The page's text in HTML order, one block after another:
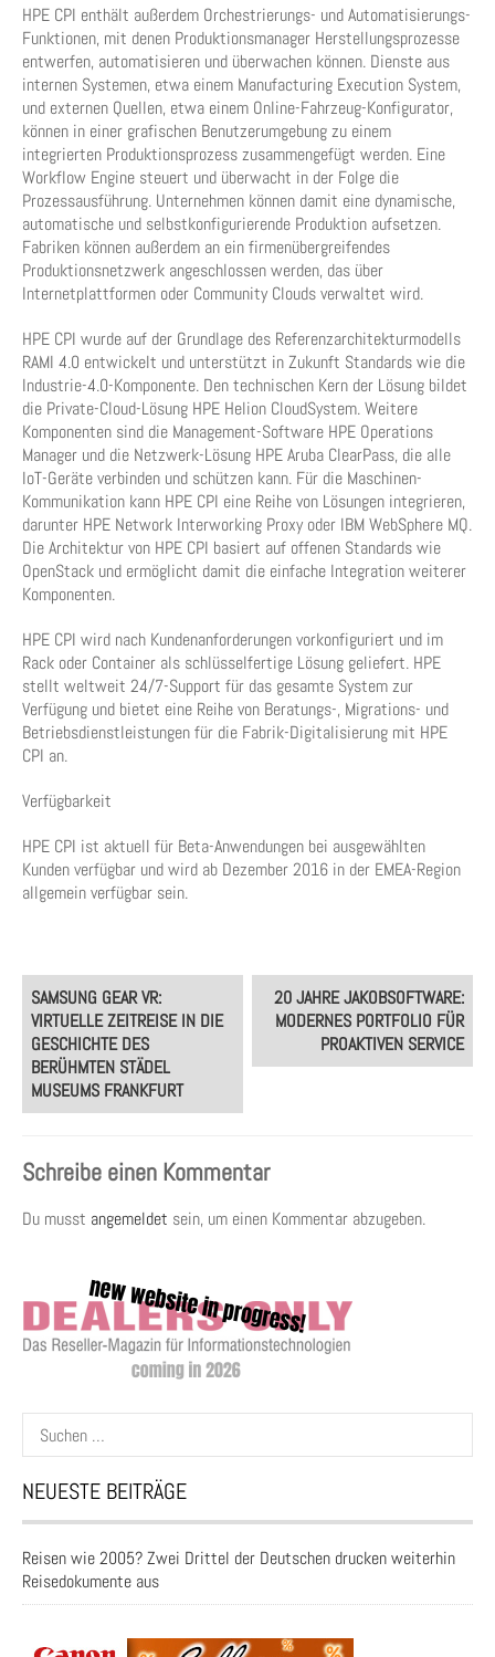
HPE CPI enthält außerdem Orchestrierungs- und Automatisierungs-
Funktionen, mit denen Produktionsmanager Herstellungsprozesse
entwerfen, automatisieren und überwachen können. Dienste aus
internen Systemen, etwa einem Manufacturing Execution System,
und externen Quellen, etwa einem Online-Fahrzeug-Konfigurator,
können in einer grafischen Benutzerumgebung zu einem
integrierten Produktionsprozess zusammengefügt werden. Eine
Workflow Engine steuert und überwacht in der Folge die
Prozessausführung. Unternehmen können damit eine dynamische,
automatische und selbstkonfigurierende Produktion aufsetzen.
Fabriken können außerdem an ein firmenübergreifendes
Produktionsnetzwerk angeschlossen werden, das über
Internetplattformen oder Community Clouds verwaltet wird.
HPE CPI wurde auf der Grundlage des Referenzarchitekturmodells
RAMI 4.0 entwickelt und unterstützt in Zukunft Standards wie die
Industrie-4.0-Komponente. Den technischen Kern der Lösung bildet
die Private-Cloud-Lösung HPE Helion CloudSystem. Weitere
Komponenten sind die Management-Software HPE Operations
Manager und die Netzwerk-Lösung HPE Aruba ClearPass, die alle
IoT-Geräte verbinden und schützen kann. Für die Maschinen-
Kommunikation kann HPE CPI eine Reihe von Lösungen integrieren,
darunter HPE Network Interworking Proxy oder IBM WebSphere MQ.
Die Architektur von HPE CPI basiert auf offenen Standards wie
OpenStack und ermöglicht damit die einfache Integration weiterer
Komponenten.
HPE CPI wird nach Kundenanforderungen vorkonfiguriert und im
Rack oder Container als schlüsselfertige Lösung geliefert. HPE
stellt weltweit 24/7-Support für das gesamte System zur
Verfügung und bietet eine Reihe von Beratungs-, Migrations- und
Betriebsdienstleistungen für die Fabrik-Digitalisierung mit HPE
CPI an.
Verfügbarkeit
HPE CPI ist aktuell für Beta-Anwendungen bei ausgewählten
Kunden verfügbar und wird ab Dezember 2016 in der EMEA-Region
allgemein verfügbar sein.
Post
navigation
SAMSUNG GEAR VR:
VIRTUELLE ZEITREISE IN DIE
GESCHICHTE DES
BERÜHMTEN STÄDEL
MUSEUMS FRANKFURT
20 JAHRE JAKOBSOFTWARE:
MODERNES PORTFOLIO FÜR
PROAKTIVEN SERVICE
Schreibe einen Kommentar
Du musst angemeldet sein, um einen Kommentar abzugeben.
Suchen
nach:
NEUESTE BEITRÄGE
Reisen wie 2005? Zwei Drittel der Deutschen drucken weiterhin
Reisedokumente aus